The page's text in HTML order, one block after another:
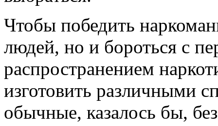
Чтобы победить
людей, но и бороться с
распространением
изготовить различными
обычные, казалось бы,